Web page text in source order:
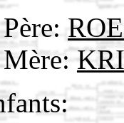
Père:
Mère: